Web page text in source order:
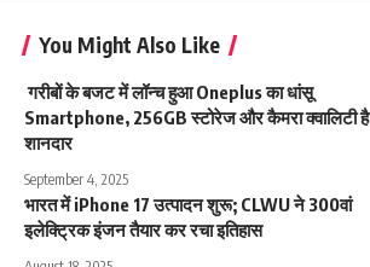
You Might Also Like
गरीबों के बजट में लॉन्च हुआ Oneplus का धांसू
Smartphone, 256GB स्टोरेज और कैमरा क्वालिटी है
शानदार
September 4, 2025
भारत में iPhone 17 उत्पादन शुरू; CLWU ने 300वां
इलेक्ट्रिक इंजन तैयार कर रचा इतिहास